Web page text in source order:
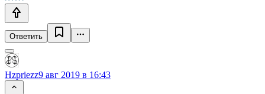
Ответить
Hzpriezz9 авг 2019 в 16:43